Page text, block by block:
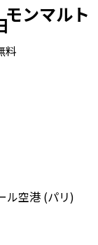
ンマルト
料
ル空港 (パリ)